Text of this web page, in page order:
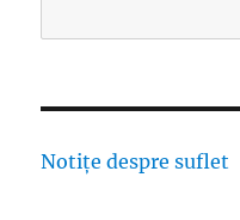
Notițe despre suflet